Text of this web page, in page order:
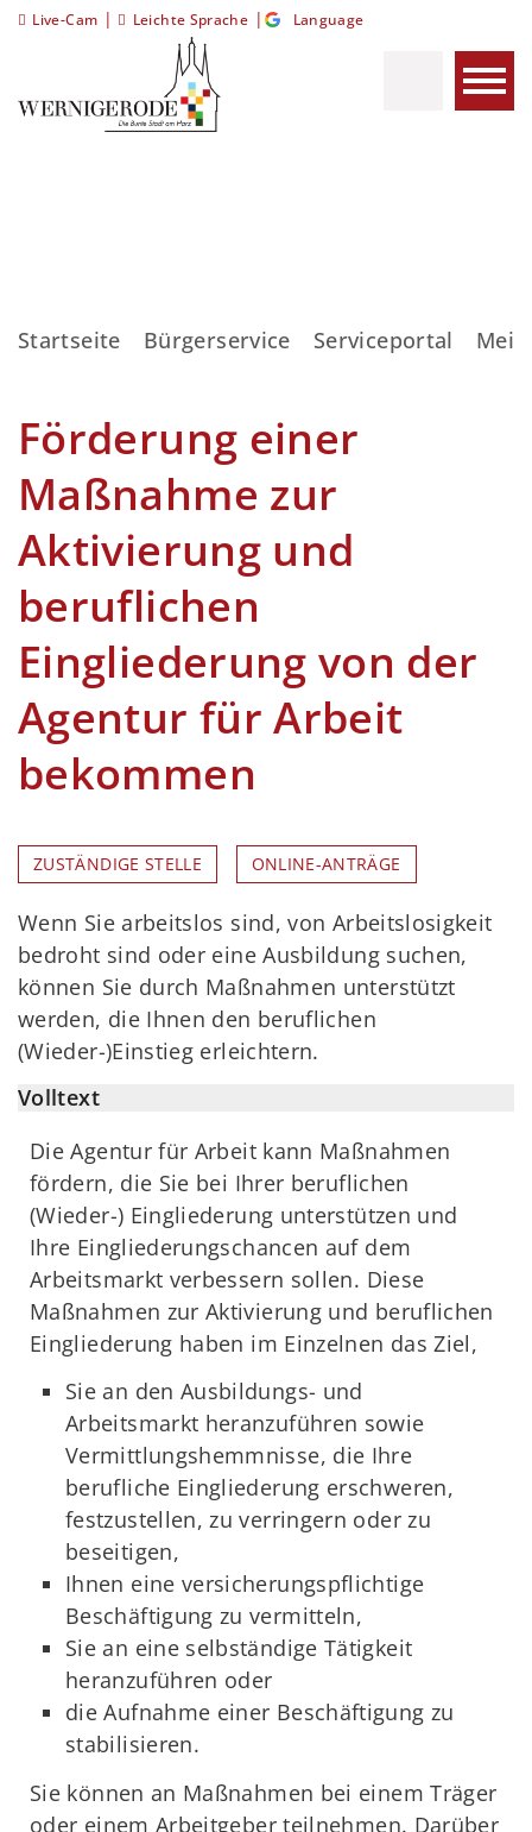
Live-Cam | Leichte Sprache | Language
Startseite Bürgerservice Serviceportal
Förderung einer
Maßnahme zur
Aktivierung und
beruflichen
Eingliederung von der
Agentur für Arbeit
bekommen
ZUSTÄNDIGE STELLE ONLINE-ANTRÄGE
Wenn Sie arbeitslos sind, von Arbeitslosigkeit
bedroht sind oder eine Ausbildung suchen,
können Sie durch Maßnahmen unterstützt
werden, die Ihnen den beruflichen
(Wieder-)Einstieg erleichtern.
Volltext
Die Agentur für Arbeit kann Maßnahmen
fördern, die Sie bei Ihrer beruflichen
(Wieder-) Eingliederung unterstützen und
Ihre Eingliederungschancen auf dem
Arbeitsmarkt verbessern sollen. Diese
Maßnahmen zur Aktivierung und beruflichen
Eingliederung haben im Einzelnen das Ziel,
Sie an den Ausbildungs- und
Arbeitsmarkt heranzuführen sowie
Vermittlungshemmnisse, die Ihre
berufliche Eingliederung erschweren,
festzustellen, zu verringern oder zu
beseitigen,
Ihnen eine versicherungspflichtige
Beschäftigung zu vermitteln,
Sie an eine selbständige Tätigkeit
heranzuführen oder
die Aufnahme einer Beschäftigung zu
stabilisieren.
Sie können an Maßnahmen bei einem Träger
oder einem Arbeitgeber teilnehmen. Darüber